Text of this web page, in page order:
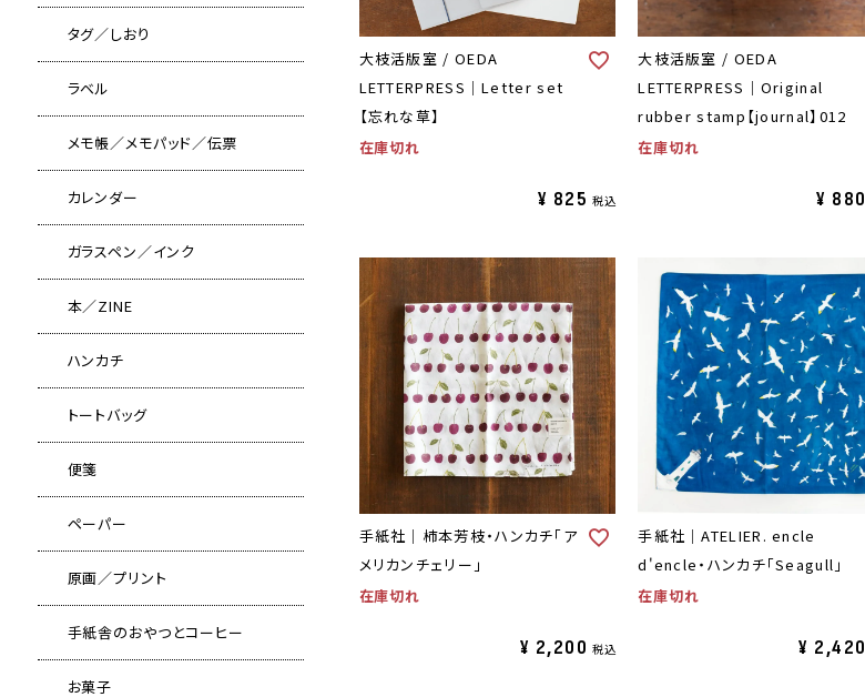
タグ／しおり
ラベル
メモ帳／メモパッド／伝票
カレンダー
ガラスペン／インク
本／ZINE
ハンカチ
トートバッグ
便箋
ペーパー
原画／プリント
手紙舎のおやつとコーヒー
お菓子
大枝活版室 / OEDA
LETTERPRESS｜Letter set
【忘れな草】
在庫切れ
¥ 825 税込
大枝活版室 / OEDA
LETTERPRESS｜Original
rubber stamp【journal】012
在庫切れ
¥ 880
手紙社｜柿本芳枝・ハンカチ「ア
メリカンチェリー」
在庫切れ
¥ 2,200 税込
手紙社｜ATELIER. encle
d'encle・ハンカチ「Seagull」
在庫切れ
¥ 2,420